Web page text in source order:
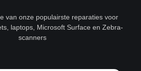
van onze populairste reparaties voor
laptops, Microsoft Surface en Zebra-
scanners